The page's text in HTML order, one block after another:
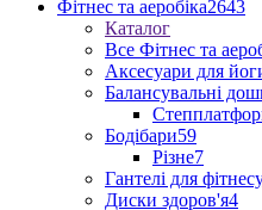
Фітнес та аеробіка2643
Каталог
Все Фітнес та
Аксесуари для
Балансувальні
Бодібари59
Різне7
Гантелі для
Диски здоров'я4